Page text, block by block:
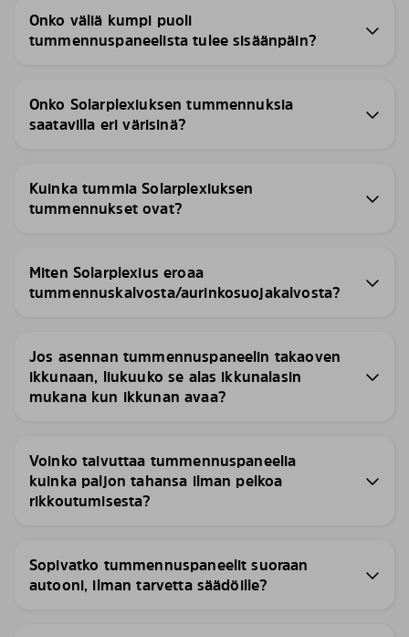
Onko väliä kumpi puoli
tummennuspaneelista tulee sisäänpäin?
Onko Solarplexiuksen tummennuksia
saatavilla eri värisinä?
Kuinka tummia Solarplexiuksen
tummennukset ovat?
Miten Solarplexius eroaa
tummennuskalvosta/aurinkosuojakalvosta?
Jos asennan tummennuspaneelin takaoven
ikkunaan, liukuuko se alas ikkunalasin
mukana kun ikkunan avaa?
Voinko taivuttaa tummennuspaneelia
kuinka paljon tahansa ilman pelkoa
rikkoutumisesta?
Sopivatko tummennuspaneelit suoraan
autooni, ilman tarvetta säädöille?